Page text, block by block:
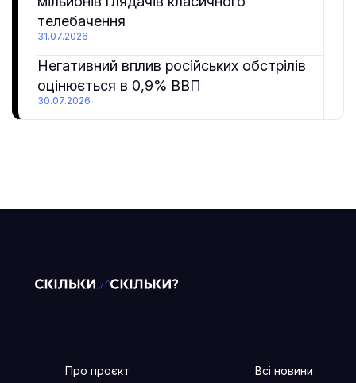
телебачення
31.07.2026
Негативний вплив російських обстрілів
оцінюється в 0,9% ВВП
30.07.2026
Про проєкт
Всі новини